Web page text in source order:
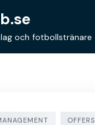
och fotbollstränare
OFFERS